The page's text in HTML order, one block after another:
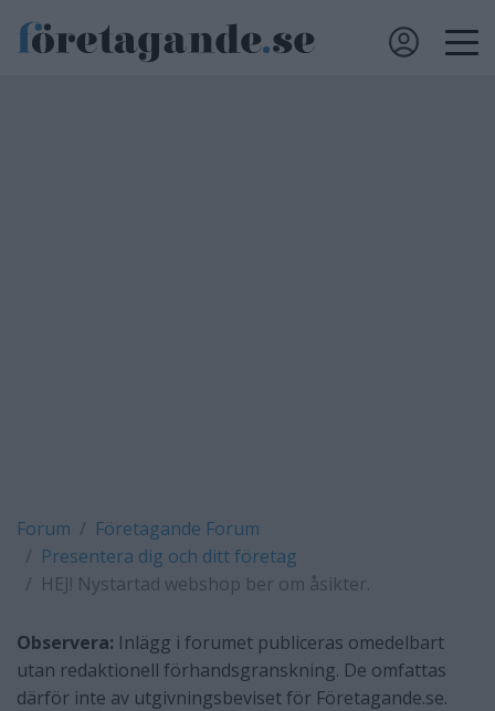
Forum
Företagande Forum
Presentera dig och ditt företag
HEJ! Nystartad webshop ber om åsikter.
Observera: Inlägg i forumet publiceras omedelbart
utan redaktionell förhandsgranskning. De omfattas
därför inte av utgivningsbeviset för Företagande.se.